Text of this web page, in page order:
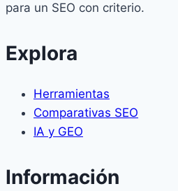
para un SEO con criterio.
Explora
Herramientas
Comparativas SEO
IA y GEO
Información